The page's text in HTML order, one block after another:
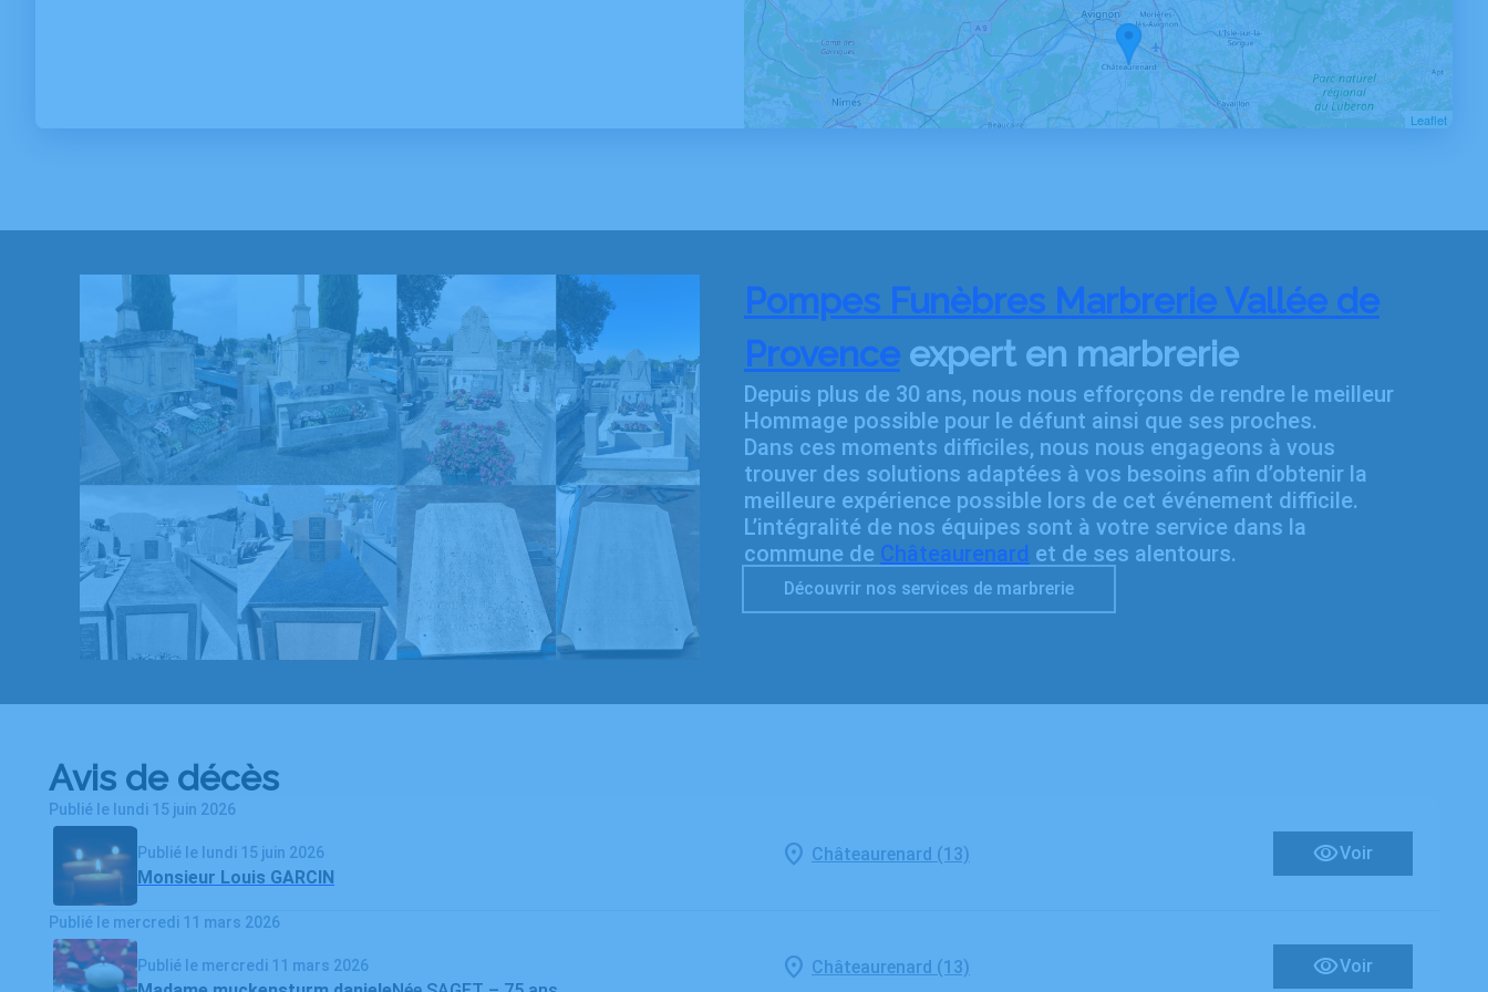
Leaflet
Pompes Funèbres Marbrerie Vallée de
Provence expert en marbrerie
Depuis plus de 30 ans, nous nous efforçons de rendre le meilleur
Hommage possible pour le défunt ainsi que ses proches.
Dans ces moments difficiles, nous nous engageons à vous
trouver des solutions adaptées à vos besoins afin d’obtenir la
meilleure expérience possible lors de cet événement difficile.
L’intégralité de nos équipes sont à votre service dans la
commune de Châteaurenard et de ses alentours.
Découvrir nos services de marbrerie
Avis de décès
Publié le lundi 15 juin 2026
Publié le lundi 15 juin 2026
Monsieur Louis GARCIN
Châteaurenard (13) Voir
Publié le mercredi 11 mars 2026
Publié le mercredi 11 mars 2026 Châteaurenard (13) Voir